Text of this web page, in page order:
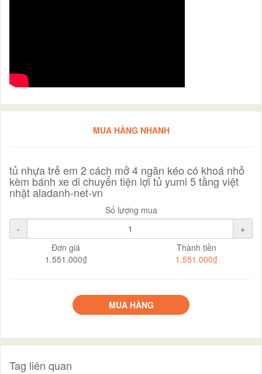
MUA HÀNG NHANH
tủ nhựa trẻ em 2 cách mở 4 ngăn kéo có khoá nhỏ
kèm bánh xe di chuyển tiện lợi tủ yumi 5 tầng việt
nhật aladanh-net-vn
Số lượng mua
-
+
Đơn giá
1.551.000₫
Thành tiền
1.551.000₫
MUA HÀNG
Tag liên quan